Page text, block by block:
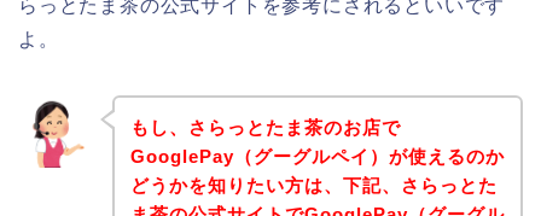
らっとたま茶の公式サイトを参考にされるといいです
よ。
もし、さらっとたま茶のお店で
GooglePay（グーグルペイ）が使えるのか
どうかを知りたい方は、下記、さらっとた